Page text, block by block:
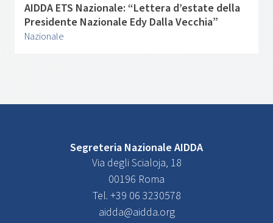
AIDDA ETS Nazionale: “Lettera d’estate della
Presidente Nazionale Edy Dalla Vecchia”
Nazionale
Segreteria Nazionale AIDDA
Via degli Scialoja, 18
00196 Roma
Tel. +39 06 3230578
aidda@aidda.org